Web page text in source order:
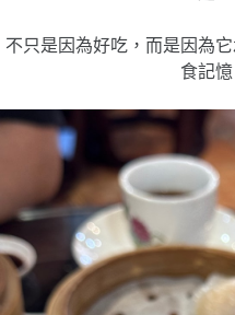
不只是因為好吃， 而是因為
食記憶